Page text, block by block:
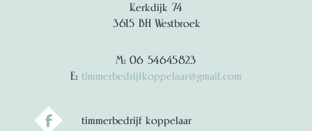
Kerkdijk 74
3615 BH Westbroek
M: 06 54645823
E: timmerbedrijfkoppelaar@gmail.com
timmerbedrijf koppelaar